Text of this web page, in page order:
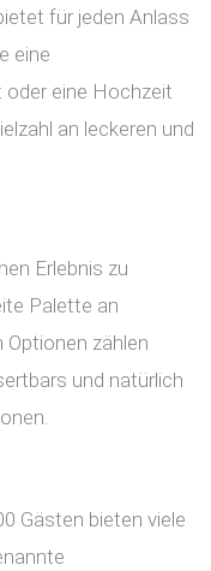
für jeden Anlass
eine
oder eine Hochzeit
an leckeren und
Erlebnis zu
Palette an
Optionen zählen
und natürlich
Gästen bieten viele